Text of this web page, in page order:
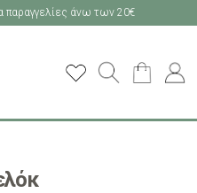
παραγγελίες άνω των 20€